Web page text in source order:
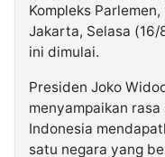
Kompleks
Jakarta, Selasa
ini dimulai.
Presiden Joko
menyampaikan
Indonesia
satu negara yang